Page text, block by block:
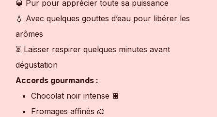
🥃 Pur pour apprécier toute sa puissance
💧 Avec quelques gouttes d’eau pour libérer les
arômes
⏳ Laisser respirer quelques minutes avant
dégustation
Accords gourmands :
Chocolat noir intense 🍫
Fromages affinés 🧀